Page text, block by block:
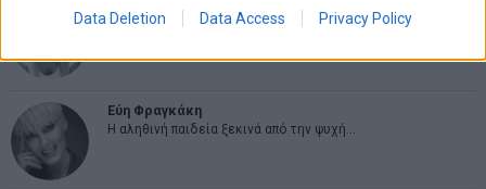
Data Deletion Data Access Privacy Policy
Ελευθερία Κούρταλη
Οι «τιμωροί» των ομολόγων επέστρεψαν
Εύη Φραγκάκη
Η αληθινή παιδεία ξεκινά από την ψυχή…